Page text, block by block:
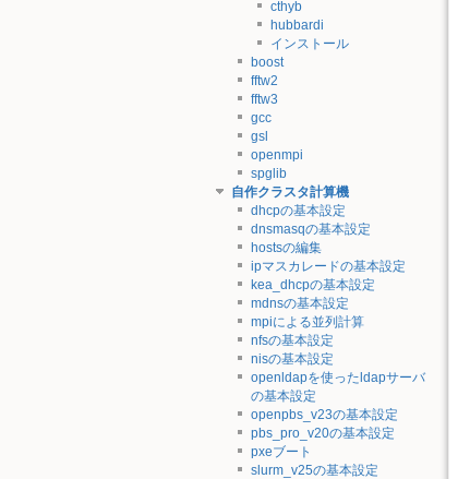
cthyb
hubbardi
インストール
boost
fftw2
fftw3
gcc
gsl
openmpi
spglib
自作クラスタ計算機
dhcpの基本設定
dnsmasqの基本設定
hostsの編集
ipマスカレードの基本設定
kea_dhcpの基本設定
mdnsの基本設定
mpiによる並列計算
nfsの基本設定
nisの基本設定
openldapを使ったldapサーバ
の基本設定
openpbs_v23の基本設定
pbs_pro_v20の基本設定
pxeブート
slurm_v25の基本設定